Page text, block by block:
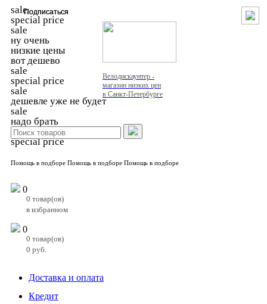
sale
special price
sale
ну очень
низкие цены
вот дешево
sale
special price
sale
дешевле уже не будет
sale
надо брать
sale
special price
Доставка и оплата
Кредит
Велодискаунтер -
магазин низких цен
в Санкт-Петербурге
Помощь в подборе Помощь в подборе Помощь в подборе
0
0 товар(ов)
в избранном
0
0 товар(ов)
0 руб.
Подписаться
Подписаться